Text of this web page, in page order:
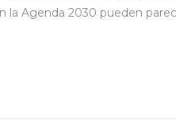
Agenda 2030 pueden